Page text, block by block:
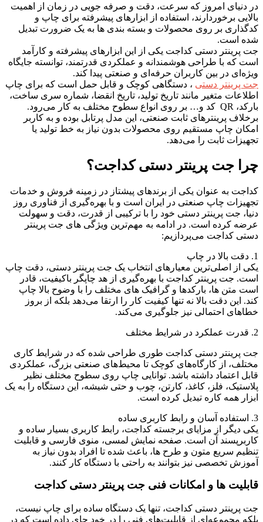
در دنیای امروز که سرعت، دقت و صرفه‌ جویی در زمان از اهمیت
بالایی برخوردارند، استفاده از ابزارهای پیشرفته برای چاپ و
کدگذاری بر روی محصولات و بسته ‌بندی‌ ها به یک ضرورت تبدیل
شده است.
جت پرینتر دستی کداجت یکی از این ابزارهای پیشرفته و کارآمد
است که با طراحی هوشمندانه و عملکردی قدرتمند، توانسته جایگاه
ویژه‌ای در بین کاربران حرفه‌ای و صنعتی پیدا کند.
جت پرینتر دستی ، دستگاهی کوچک و قابل حمل است که برای چاپ
اطلاعات متغیر مانند تاریخ تولید، تاریخ انقضا، شماره سری ساخت،
بارکد، QR کد و… بر روی انواع سطوح مختلف به کار می‌رود.
برخلاف پرینترهای ثابت صنعتی، این مدل پرتابل بوده و به کاربر
امکان چاپ مستقیم روی محصولات بدون نیاز به خط تولید یا
تجهیزات ثابت را می‌دهد.
چرا جت پرینتر دستی کداجت؟
کداجت به عنوان یکی از برندهای پیشتاز در زمینه فروش و خدمات
تجهیزات چاپ صنعتی در ایران است و با بهره‌گیری از فناوری روز
دنیا، جت پرینتر دستی خود را با ترکیبی از قدرت، دقت و سهولت
عرضه کرده است. در ادامه به مهم‌ترین ویژگی ‌های جت پرینتر
دستی کداجت می‌پردازیم:
1. دقت بالا در چاپ
یکی از اصلی‌ترین معیارهای انتخاب یک جت پرینتر دستی، دقت چاپ
است. جت پرینتر کداجت با بهره‌گیری از هد چاپگر باکیفیت، قادر
است متن‌ ها، بارکدها و گرافیک ‌های مختلف را با وضوح بالا چاپ
کند. این دقت بالا نه ‌تنها کیفیت کار را ارتقا می‌دهد بلکه از بروز
خطاهای احتمالی نیز جلوگیری می‌کند.
2. قدرت عملکرد در شرایط مختلف
جت پرینتر دستی کداجت طوری طراحی شده که در شرایط کاری
مختلف، از کارگاه‌های کوچک تا محیط‌های صنعتی بزرگ، عملکردی
قابل اعتماد داشته باشد. توانایی چاپ روی سطوح مختلف نظیر
پلاستیک، فلز، کاغذ، کارتن، چوب و حتی شیشه، این دستگاه را به یک
ابزار همه‌ کاره تبدیل کرده است.
3. استفاده آسان و رابط کاربری ساده
یکی دیگر از مزایای برجسته کداجت، رابط کاربری بسیار ساده و
کاربرپسند آن است. صفحه نمایش لمسی، منوی فارسی و قابلیت
تنظیم سریع متون و طرح‌ ها، باعث شده تا افراد بدون نیاز به
آموزش تخصصی نیز بتوانند به راحتی با دستگاه کار کنند.
قابلیت‌ ها و امکانات فنی جت پرینتر دستی کداجت
جت پرینتر دستی کداجت، تنها یک دستگاه ساده برای چاپ نیست،
بلکه مجموعه‌ای از قابلیت‌های فنی را در خود جای داده است که در